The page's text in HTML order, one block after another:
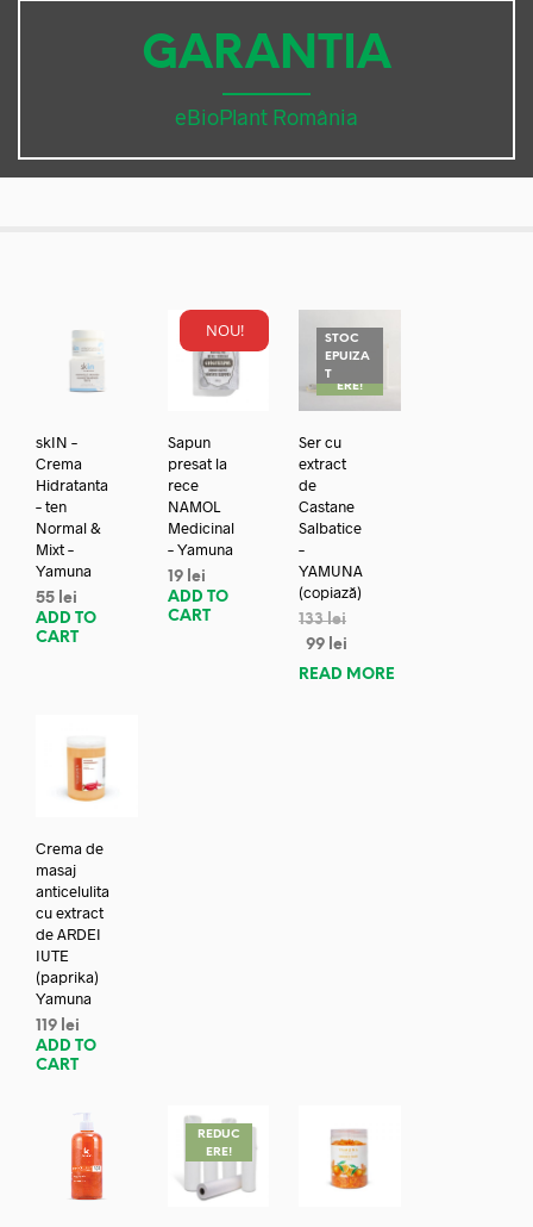
GARANTIA
eBioPlant România
skIN –
Crema
Hidratanta
– ten
Normal &
Mixt –
Yamuna
55 lei
ADD TO
CART
NOU!
Sapun
presat la
rece
NAMOL
Medicinal
– Yamuna
19 lei
ADD TO
CART
STOC
EPUIZA
TREDUC
ERE!
Ser cu
extract
de
Castane
Salbatice
–
YAMUNA
(copiază)
133lei
99 lei
READ MORE
Crema de
masaj
anticelulita
cu extract
de ARDEI
IUTE
(paprika)
Yamuna
119 lei
ADD TO
CART
REDUC
ERE!